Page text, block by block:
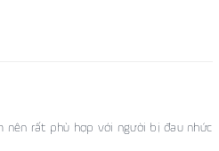
nên rất phù hợp với người bị đau nhức